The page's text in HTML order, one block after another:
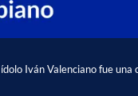
Iván Valenciano fue